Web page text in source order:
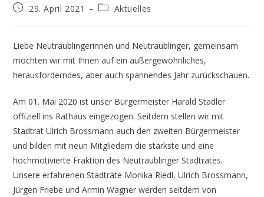
Beitrag29. April 2021
Beitrags-
Aktuelles
Liebe Neutraublingerinnen und Neutraublinger, gemeinsam
möchten wir mit Ihnen auf ein außergewöhnliches,
herausforderndes, aber auch spannendes Jahr zurückschauen.
Am 01. Mai 2020 ist unser Bürgermeister Harald Stadler
offiziell ins Rathaus eingezogen. Seitdem stellen wir mit
Stadtrat Ulrich Brossmann auch den zweiten Bürgermeister
und bilden mit neun Mitgliedern die stärkste und eine
hochmotivierte Fraktion des Neutraublinger Stadtrates.
Unsere erfahrenen Stadträte Monika Riedl, Ulrich Brossmann,
Jürgen Friebe und Armin Wagner werden seitdem von